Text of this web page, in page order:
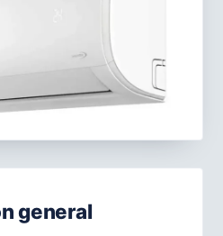
general